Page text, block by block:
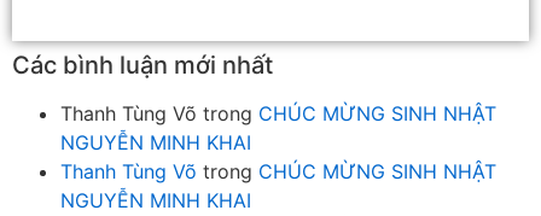
Các bình luận mới nhất
Thanh Tùng Võ trong CHÚC MỪNG SINH NHẬT
NGUYỄN MINH KHAI
Thanh Tùng Võ trong CHÚC MỪNG SINH NHẬT
NGUYỄN MINH KHAI